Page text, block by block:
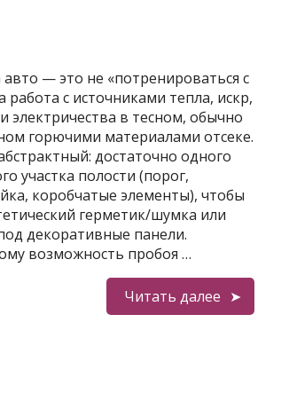
авто — это не «потренироваться с
работа с источниками тепла, искр,
электричества в тесном, обычно
горючими материалами отсеке.
достаточно одного
участка полости (порог,
коробчатые элементы), чтобы
герметик/шумка или
декоративные панели.
возможность пробоя …
Читать далее